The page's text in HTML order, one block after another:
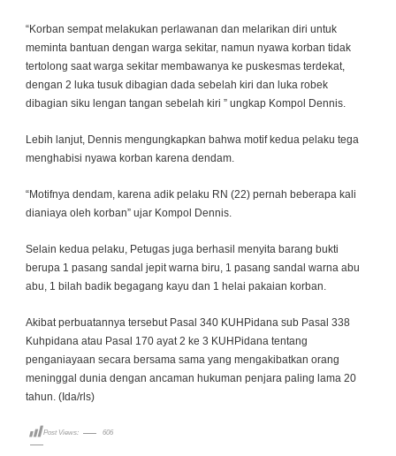
“Korban sempat melakukan perlawanan dan melarikan diri untuk
meminta bantuan dengan warga sekitar, namun nyawa korban tidak
tertolong saat warga sekitar membawanya ke puskesmas terdekat,
dengan 2 luka tusuk dibagian dada sebelah kiri dan luka robek
dibagian siku lengan tangan sebelah kiri ” ungkap Kompol Dennis.
Lebih lanjut, Dennis mengungkapkan bahwa motif kedua pelaku tega
menghabisi nyawa korban karena dendam.
“Motifnya dendam, karena adik pelaku RN (22) pernah beberapa kali
dianiaya oleh korban” ujar Kompol Dennis.
Selain kedua pelaku, Petugas juga berhasil menyita barang bukti
berupa 1 pasang sandal jepit warna biru, 1 pasang sandal warna abu
abu, 1 bilah badik begagang kayu dan 1 helai pakaian korban.
Akibat perbuatannya tersebut Pasal 340 KUHPidana sub Pasal 338
Kuhpidana atau Pasal 170 ayat 2 ke 3 KUHPidana tentang
penganiayaan secara bersama sama yang mengakibatkan orang
meninggal dunia dengan ancaman hukuman penjara paling lama 20
tahun. (Ida/rls)
Post Views: 606